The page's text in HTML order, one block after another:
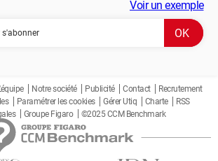
Voir un exemple
Notre société Publicité Contact
Recrutement
Paramétrer les cookies Gérer Utiq Charte
RSS
Groupe Figaro ©2025 CCM Benchmark